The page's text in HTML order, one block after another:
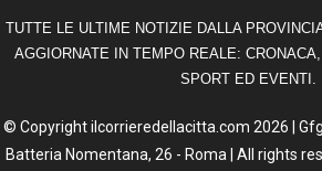
TUTTE LE ULTIME NOTIZIE DALLA
AGGIORNATE IN TEMPO REALE:
SPORT ED EVENTI.
© Copyright ilcorrieredellacitta.com 2026 |
Batteria Nomentana, 26 - Roma | All rights